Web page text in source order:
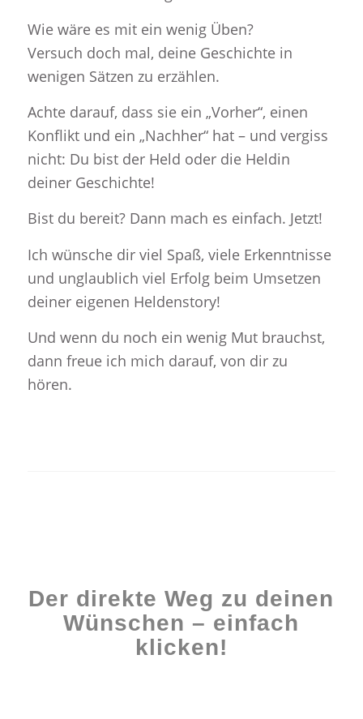
Wie wäre es mit ein wenig Üben?
Versuch doch mal, deine Geschichte in
wenigen Sätzen zu erzählen.
Achte darauf, dass sie ein „Vorher“, einen
Konflikt und ein „Nachher“ hat – und vergiss
nicht: Du bist der Held oder die Heldin
deiner Geschichte!
Bist du bereit? Dann mach es einfach. Jetzt!
Ich wünsche dir viel Spaß, viele Erkenntnisse
und unglaublich viel Erfolg beim Umsetzen
deiner eigenen Heldenstory!
Und wenn du noch ein wenig Mut brauchst,
dann freue ich mich darauf, von dir zu
hören.
Der direkte Weg zu deinen
Wünschen – einfach
klicken!